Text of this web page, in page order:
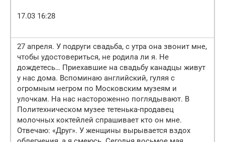
17.03 16:28
27 апреля. У подруги свадьба, с утра она звонит мне,
чтобы удостовериться, не родила ли я. Не
дождетесь… Приехавшие на свадьбу канадцы живут
у нас дома. Вспоминаю английский, гуляя с
огромным негром по Московским музеям и
улочкам. На нас настороженно поглядывают. В
Политехническом музее тетенька-продавец
молочных коктейлей спрашивает кто он мне.
Отвечаю: «Друг». У женщины вырывается вздох